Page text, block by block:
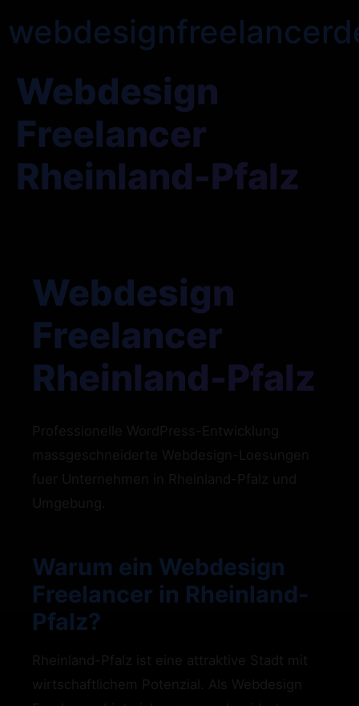
Webdesign
Freelancer
Rheinland-Pfalz
Webdesign
Freelancer
Rheinland-Pfalz
Warum ein Webdesign
Freelancer in Rheinland-
Pfalz?